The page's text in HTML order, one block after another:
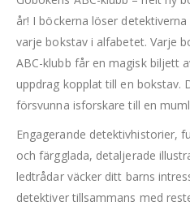
år! I böckerna löser
varje bokstav i alfabetet. Varje
ABC-klubb får en magisk biljett
uppdrag kopplat till en bokstav.
försvunna isforskare till en
Engagerande detektivhistorier,
och färgglada, detaljerade
ledtrådar väcker ditt barns
detektiver tillsammans med